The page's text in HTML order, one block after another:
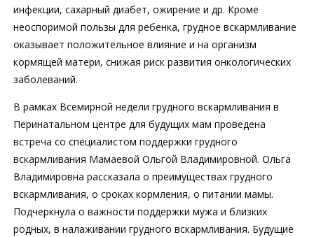
инфекции, сахарный диабет, ожирение и др. Кроме
неоспоримой пользы для ребенка, грудное вскармливание
оказывает положительное влияние и на организм
кормящей матери, снижая риск развития онкологических
заболеваний.
В рамках Всемирной недели грудного вскармливания в
Перинатальном центре для будущих мам проведена
встреча со специалистом поддержки грудного
вскармливания Мамаевой Ольгой Владимировной. Ольга
Владимировна рассказала о преимуществах грудного
вскармливания, о сроках кормления, о питании мамы.
Подчеркнула о важности поддержки мужа и близких
родных, в налаживании грудного вскармливания. Будущие